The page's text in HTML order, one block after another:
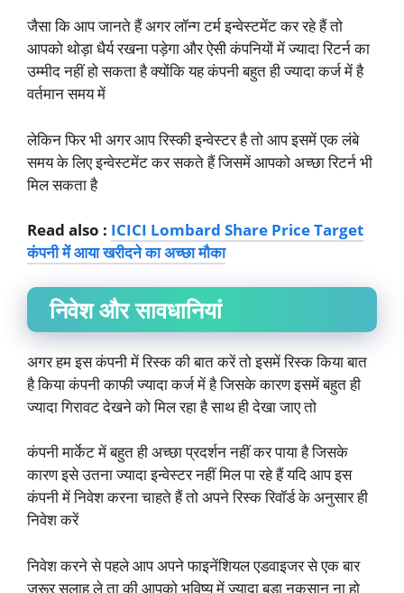
जैसा कि आप जानते हैं अगर लॉन्ग टर्म इन्वेस्टमेंट कर रहे हैं तो
आपको थोड़ा धैर्य रखना पड़ेगा और ऐसी कंपनियों में ज्यादा रिटर्न का
उम्मीद नहीं हो सकता है क्योंकि यह कंपनी बहुत ही ज्यादा कर्ज में है
वर्तमान समय में
लेकिन फिर भी अगर आप रिस्की इन्वेस्टर है तो आप इसमें एक लंबे
समय के लिए इन्वेस्टमेंट कर सकते हैं जिसमें आपको अच्छा रिटर्न भी
मिल सकता है
Read also : ICICI Lombard Share Price Target
कंपनी में आया खरीदने का अच्छा मौका
निवेश और सावधानियां
अगर हम इस कंपनी में रिस्क की बात करें तो इसमें रिस्क किया बात
है किया कंपनी काफी ज्यादा कर्ज में है जिसके कारण इसमें बहुत ही
ज्यादा गिरावट देखने को मिल रहा है साथ ही देखा जाए तो
कंपनी मार्केट में बहुत ही अच्छा प्रदर्शन नहीं कर पाया है जिसके
कारण इसे उतना ज्यादा इन्वेस्टर नहीं मिल पा रहे हैं यदि आप इस
कंपनी में निवेश करना चाहते हैं तो अपने रिस्क रिवॉर्ड के अनुसार ही
निवेश करें
निवेश करने से पहले आप अपने फाइनेंशियल एडवाइजर से एक बार
जरूर सलाह ले ता की आपको भविष्य में ज्यादा बड़ा नुकसान ना हो